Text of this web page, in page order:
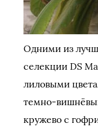
Одними из
селекции DS
лиловыми
темно-
кружево с